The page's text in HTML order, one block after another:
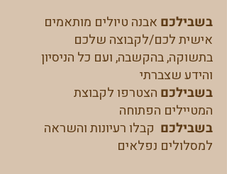
בשבילכם אבנה טיולים מותאמים
אישית לכם/לקבוצה שלכם
בתשוקה, בהקשבה, ועם כל הניסיון
והידע שצברתי
בשבילכם הצטרפו לקבוצת
המטיילים הפתוחה
בשבילכם קבלו רעיונות והשראה
למסלולים נפלאים